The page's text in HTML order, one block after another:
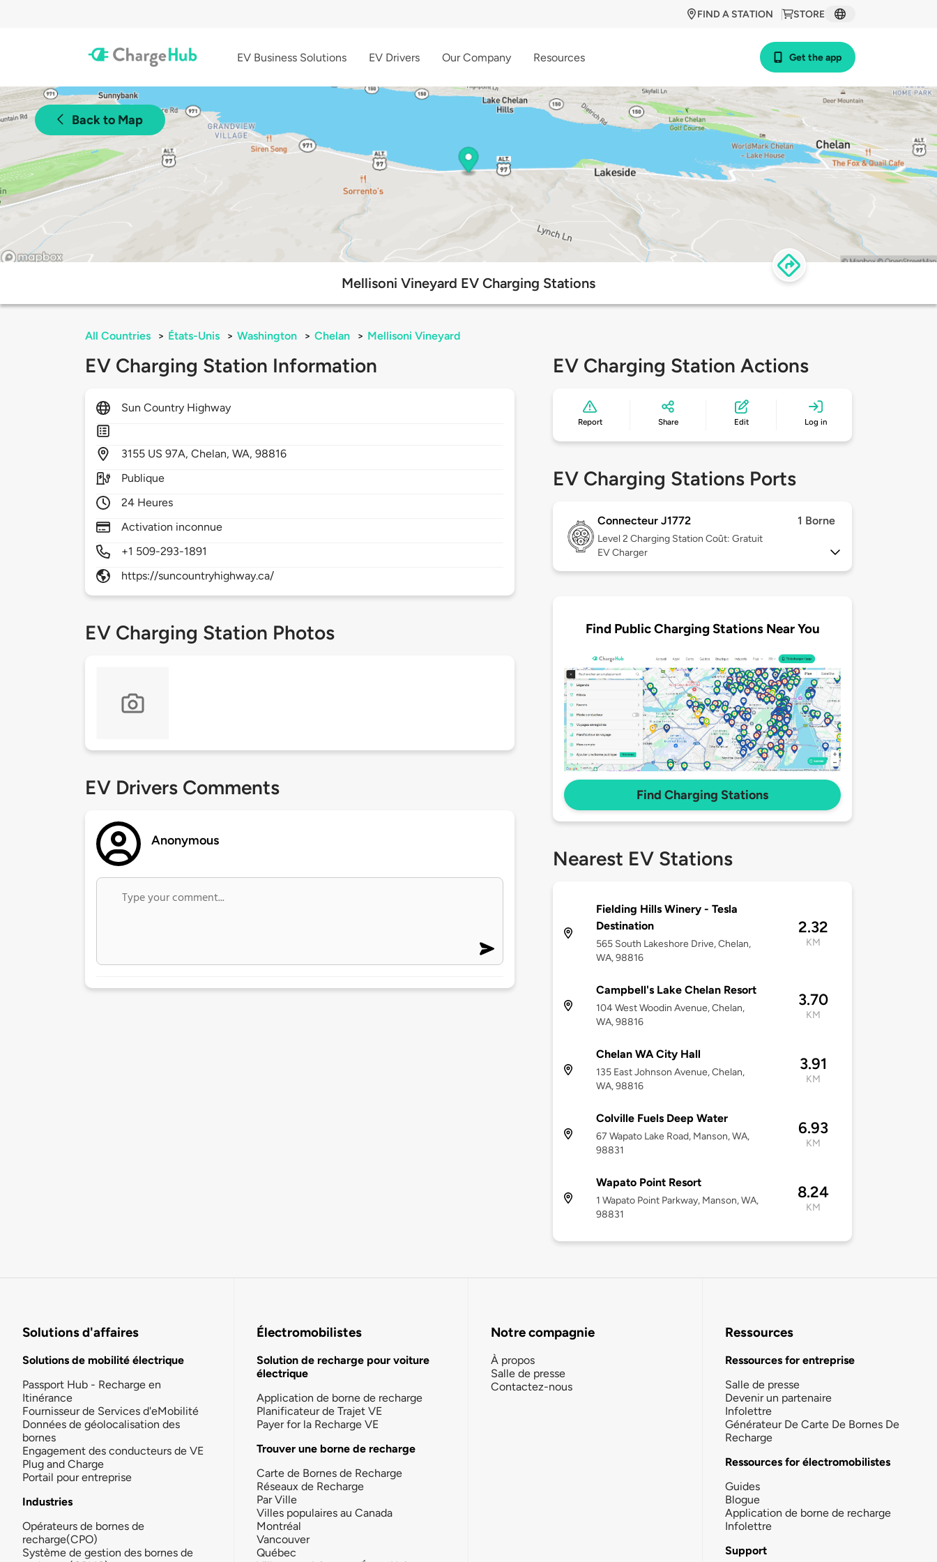
STORE
FIND A STATION
EV Business Solutions EV Drivers Our Company Resources Get the app
Back to Map
Mellisoni Vineyard EV Charging Stations
All Countries > États-Unis > Washington > Chelan > Mellisoni Vineyard
EV Charging Station Information
Sun Country Highway
3155 US 97A,Chelan,WA,98816
Publique
24 Heures
Activation inconnue
+1 509-293-1891
https://suncountryhighway.ca/
EV Charging Station Photos
EV Drivers Comments
Anonymous
EV Charging Station Actions
Report Share Edit Log in
EV Charging Stations Ports
Connecteur J1772 1 Borne
Level 2 Charging Station Coût: Gratuit
EV Charger
Find Public Charging Stations Near You
Find Charging Stations
Nearest EV Stations
Fielding Hills Winery - Tesla
Destination
565 South Lakeshore Drive, Chelan,
WA, 98816
2.32
KM
Campbell's Lake Chelan Resort
104 West Woodin Avenue, Chelan,
WA, 98816
3.70
KM
Chelan WA City Hall
135 East Johnson Avenue, Chelan,
WA, 98816
3.91
KM
Colville Fuels Deep Water
67 Wapato Lake Road, Manson, WA,
98831
6.93
KM
Wapato Point Resort
1 Wapato Point Parkway, Manson, WA,
98831
8.24
KM
Solutions d'affaires
Solutions de mobilité électrique
Passport Hub - Recharge en
Itinérance
Fournisseur de Services d'eMobilité
Données de géolocalisation des
bornes
Engagement des conducteurs de VE
Plug and Charge
Portail pour entreprise
Industries
Opérateurs de bornes de
recharge(CPO)
Système de gestion des bornes de
Électromobilistes
Solution de recharge pour voiture
électrique
Application de borne de recharge
Planificateur de Trajet VE
Payer for la Recharge VE
Trouver une borne de recharge
Carte de Bornes de Recharge
Réseaux de Recharge
Par Ville
Villes populaires au Canada
Montréal
Vancouver
Québec
Notre compagnie
À propos
Salle de presse
Contactez-nous
Ressources
Ressources for entreprise
Salle de presse
Devenir un partenaire
Infolettre
Générateur De Carte De Bornes De
Recharge
Ressources for électromobilistes
Guides
Blogue
Application de borne de recharge
Infolettre
Support